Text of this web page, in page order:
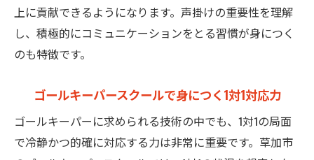
上に貢献できるようになります。声掛けの重要性を理解
し、積極的にコミュニケーションをとる習慣が身につく
のも特徴です。
ゴールキーパースクールで身につく1対1対応力
ゴールキーパーに求められる技術の中でも、1対1の局面
で冷静かつ的確に対応する力は非常に重要です。草加市